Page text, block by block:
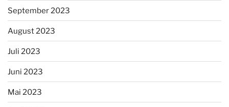
September 2023
August 2023
Juli 2023
Juni 2023
Mai 2023